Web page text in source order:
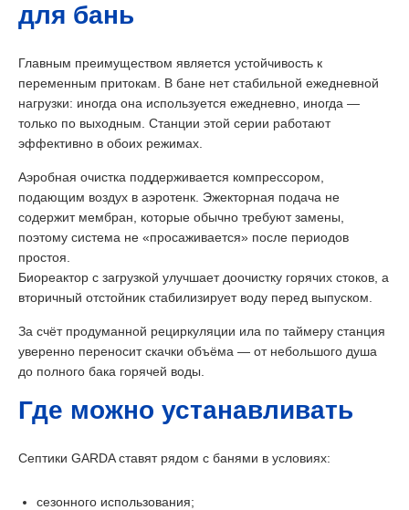
для бань
Главным преимуществом является устойчивость к
переменным притокам. В бане нет стабильной ежедневной
нагрузки: иногда она используется ежедневно, иногда —
только по выходным. Станции этой серии работают
эффективно в обоих режимах.
Аэробная очистка поддерживается компрессором,
подающим воздух в аэротенк. Эжекторная подача не
содержит мембран, которые обычно требуют замены,
поэтому система не «просаживается» после периодов
простоя.
Биореактор с загрузкой улучшает доочистку горячих стоков, а
вторичный отстойник стабилизирует воду перед выпуском.
За счёт продуманной рециркуляции ила по таймеру станция
уверенно переносит скачки объёма — от небольшого душа
до полного бака горячей воды.
Где можно устанавливать
Септики GARDA ставят рядом с банями в условиях:
сезонного использования;